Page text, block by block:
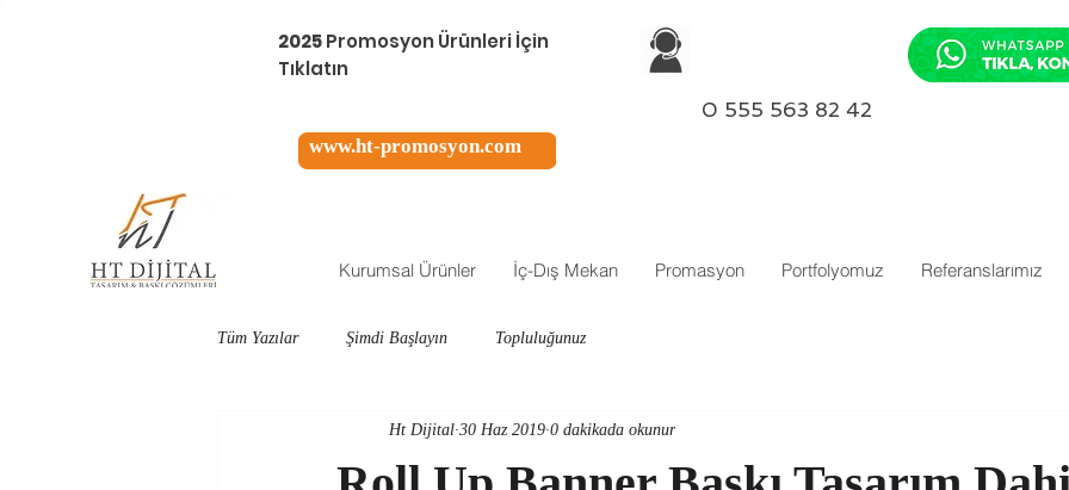
2025Promosyon Ürünleri İçin
Tıklatın
0 555 563 82 42
www.ht-promosyon.com
Kurumsal Ürünler İç-Dış Mekan Promasyon Portfolyomuz Referanslarımız
Tüm Yazılar Şimdi Başlayın Topluluğunuz
Ht Dijital 30 Haz 2019 0 dakikada okunur